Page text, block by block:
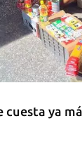
y 44
sobre la
ya